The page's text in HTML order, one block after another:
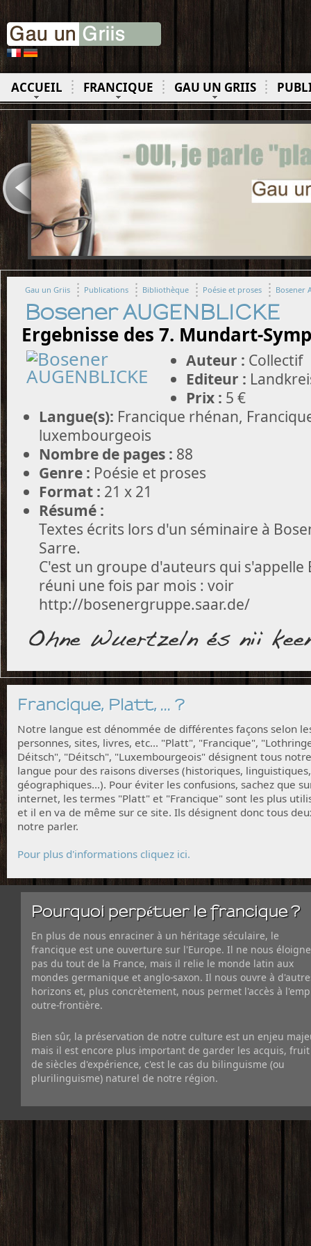
ACCUEIL FRANCIQUE GAU UN GRIIS
Gau un Griis Publications Bibliothèque Poésie et proses Bosener
Bosener AUGENBLICKE
Ergebnisse des 7. Mundart-
Auteur : Collectif
Editeur :
Prix : 5 €
Langue(s): Francique rhénan,
luxembourgeois
Nombre de pages : 88
Genre : Poésie et proses
Format : 21 x 21
Résumé :
Textes écrits lors d'un séminaire à
Sarre.
C'est un groupe d'auteurs qui s'appelle
réuni une fois par mois : voir
http://bosenergruppe.saar.de/
Francique, Platt, ... ?
Notre langue est dénommée de différentes façons selon
personnes, sites, livres, etc... "Platt", "Francique",
Déitsch", "Déitsch", "Luxembourgeois" désignent tous notre
langue pour des raisons diverses (historiques, linguistiques,
géographiques...). Pour éviter les confusions, sachez que
internet, les termes "Platt" et "Francique" sont les plus
et il en va de même sur ce site. Ils désignent donc tous
notre parler.
Pour plus d'informations cliquez ici.
Pourquoi perpétuer le francique ?
En plus de nous enraciner à un héritage séculaire, le
francique est une ouverture sur l'Europe. Il ne nous éloigne
pas du tout de la France, mais il relie le monde latin aux
mondes germanique et anglo-saxon. Il nous ouvre à
horizons et, plus concrètement, nous permet l'accès à
outre-frontière.
Bien sûr, la préservation de notre culture est un enjeu
mais il est encore plus important de garder les acquis, fruit
de siècles d'expérience, c'est le cas du bilinguisme (ou
plurilinguisme) naturel de notre région.